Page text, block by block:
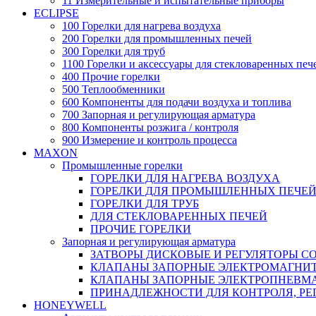
ECLIPSE
100 Горелки для нагрева воздуха
200 Горелки для промышленных печей
300 Горелки для труб
1100 Горелки и аксессуары для стекловаренных
400 Прочие горелки
500 Теплообменники
600 Компоненты для подачи воздуха и топлива
700 Запорная и регулирующая арматура
800 Компоненты розжига / контроля
900 Измерение и контроль процесса
MAXON
Промышленные горелки
ГОРЕЛКИ ДЛЯ НАГРЕВА ВОЗДУХА
ГОРЕЛКИ ДЛЯ ПРОМЫШЛЕННЫХ ПЕЧЕЙ
ГОРЕЛКИ ДЛЯ ТРУБ
ДЛЯ СТЕКЛОВАРЕННЫХ ПЕЧЕЙ
ПРОЧИЕ ГОРЕЛКИ
Запорная и регулирующая арматура
ЗАТВОРЫ ДИСКОВЫЕ И РЕГУЛЯТОРЫ
КЛАПАНЫ ЗАПОРНЫЕ
КЛАПАНЫ ЗАПОРНЫЕ
ПРИНАДЛЕЖНОСТИ ДЛЯ КОНТРОЛЯ,
HONEYWELL